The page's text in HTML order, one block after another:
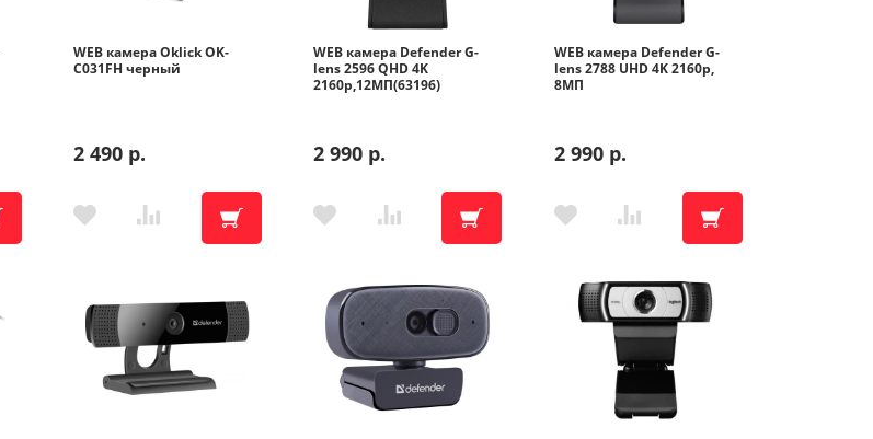
WEB камера Oklick OK-
C031FH черный
2 490 р.
WEB камера Defender G-
lens 2596 QHD 4K
2160p,12МП(63196)
2 990 р.
WEB камера Defender G-
lens 2788 UHD 4K 2160p,
8МП
2 990 р.